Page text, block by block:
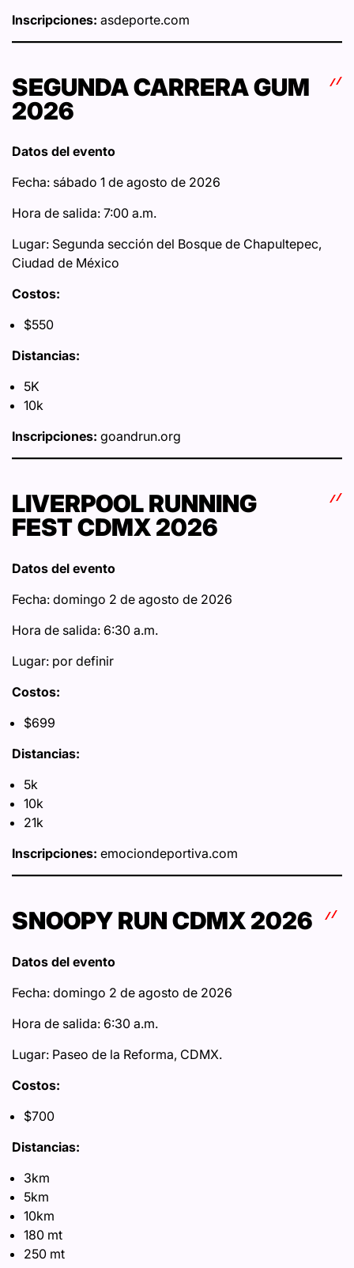
Inscripciones: asdeporte.com
SEGUNDA CARRERA GUM
2026
Datos del evento
Fecha: sábado 1 de agosto de 2026
Hora de salida: 7:00 a.m.
Lugar: Segunda sección del Bosque de Chapultepec,
Ciudad de México
Costos:
$550
Distancias:
5K
10k
Inscripciones: goandrun.org
LIVERPOOL RUNNING
FEST CDMX 2026
Datos del evento
Fecha: domingo 2 de agosto de 2026
Hora de salida: 6:30 a.m.
Lugar: por definir
Costos:
$699
Distancias:
5k
10k
21k
Inscripciones: emociondeportiva.com
SNOOPY RUN CDMX 2026
Datos del evento
Fecha: domingo 2 de agosto de 2026
Hora de salida: 6:30 a.m.
Lugar: Paseo de la Reforma, CDMX.
Costos:
$700
Distancias:
3km
5km
10km
180 mt
250 mt